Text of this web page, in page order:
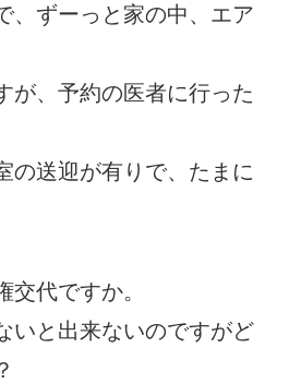
、ずーっと家の中、エア
が、予約の医者に行った
の送迎が有りで、たまに
交代ですか。
いと出来ないのですがど